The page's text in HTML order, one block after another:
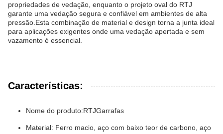
propriedades de vedação, enquanto o projeto oval do RTJ
garante uma vedação segura e confiável em ambientes de alta
pressão.Esta combinação de material e design torna a junta ideal
para aplicações exigentes onde uma vedação apertada e sem
vazamento é essencial.
Características:
Nome do produto:RTJGarrafas
Material: Ferro macio, aço com baixo teor de carbono, aço